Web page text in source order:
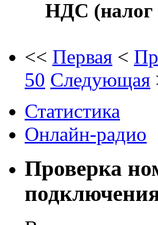
НДС (налог
<< Первая <
50 Следующая
Статистика
Онлайн-радио
Проверка